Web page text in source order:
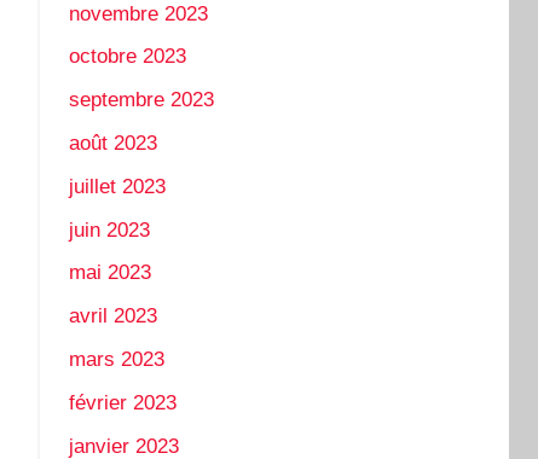
novembre 2023
octobre 2023
septembre 2023
août 2023
juillet 2023
juin 2023
mai 2023
avril 2023
mars 2023
février 2023
janvier 2023